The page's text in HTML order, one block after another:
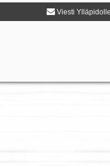
Viesti Ylläpidolle